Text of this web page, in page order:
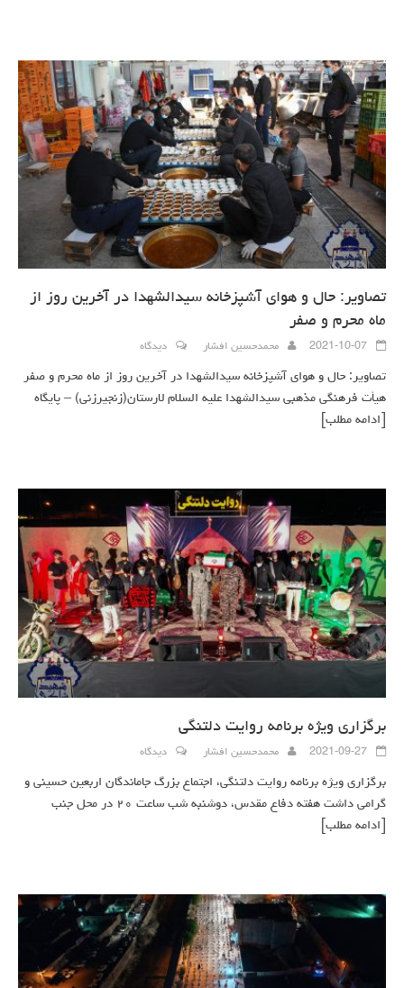
تصاویر: حال و هوای آشپزخانه سیدالشهدا در آخرین روز از
ماه محرم و صفر
2021-10-07 محمدحسین افشار دیدگاه
تصاویر: حال و هوای آشپزخانه سیدالشهدا در آخرین روز از ماه محرم و صفر
هیأت فرهنگی مذهبی سیدالشهدا علیه السلام لارستان(زنجیرزنی) – پایگاه
[ادامه مطلب]
برگزاری ویژه برنامه روایت دلتنگی
2021-09-27 محمدحسین افشار دیدگاه
برگزاری ویژه برنامه روایت دلتنگی، اجتماع بزرگ جاماندگان اربعین حسینی و
گرامی داشت هفته دفاع مقدس، دوشنبه شب ساعت ۲۰ در محل جنب
[ادامه مطلب]